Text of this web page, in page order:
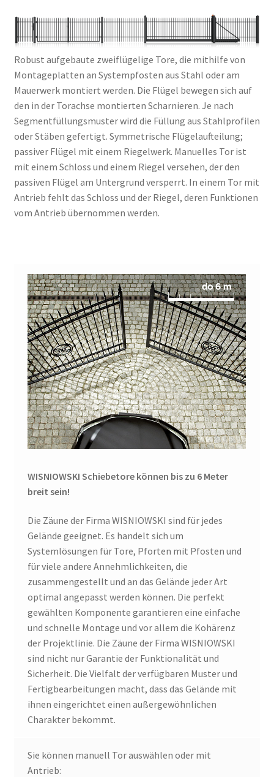
Robust aufgebaute zweiflügelige Tore, die mithilfe von
Montageplatten an Systempfosten aus Stahl oder am
Mauerwerk montiert werden. Die Flügel bewegen sich auf
den in der Torachse montierten Scharnieren. Je nach
Segmentfüllungsmuster wird die Füllung aus Stahlprofilen
oder Stäben gefertigt. Symmetrische Flügelaufteilung;
passiver Flügel mit einem Riegelwerk. Manuelles Tor ist
mit einem Schloss und einem Riegel versehen, der den
passiven Flügel am Untergrund versperrt. In einem Tor mit
Antrieb fehlt das Schloss und der Riegel, deren Funktionen
vom Antrieb übernommen werden.
WISNIOWSKI Schiebetore können bis zu 6 Meter
breit sein!
Die Zäune der Firma WISNIOWSKI sind für jedes
Gelände geeignet. Es handelt sich um
Systemlösungen für Tore, Pforten mit Pfosten und
für viele andere Annehmlichkeiten, die
zusammengestellt und an das Gelände jeder Art
optimal angepasst werden können. Die perfekt
gewählten Komponente garantieren eine einfache
und schnelle Montage und vor allem die Kohärenz
der Projektlinie. Die Zäune der Firma WISNIOWSKI
sind nicht nur Garantie der Funktionalität und
Sicherheit. Die Vielfalt der verfügbaren Muster und
Fertigbearbeitungen macht, dass das Gelände mit
ihnen eingerichtet einen außergewöhnlichen
Charakter bekommt.
Sie können manuell Tor auswählen oder mit
Antrieb: